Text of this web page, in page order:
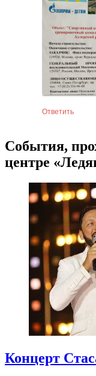
Ответить
События,
центре
Концерт